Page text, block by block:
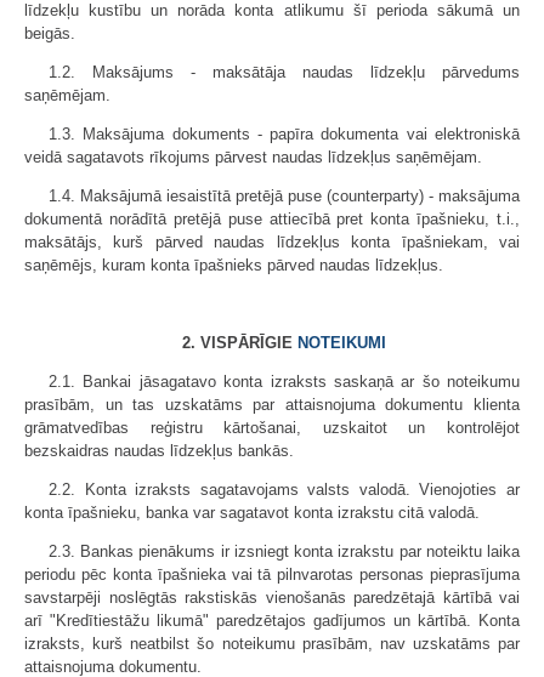
līdzekļu kustību un norāda konta atlikumu šī perioda sākumā un
beigās.
1.2. Maksājums - maksātāja naudas līdzekļu pārvedums
saņēmējam.
1.3. Maksājuma dokuments - papīra dokumenta vai elektroniskā
veidā sagatavots rīkojums pārvest naudas līdzekļus saņēmējam.
1.4. Maksājumā iesaistītā pretējā puse (counterparty) - maksājuma
dokumentā norādītā pretējā puse attiecībā pret konta īpašnieku, t.i.,
maksātājs, kurš pārved naudas līdzekļus konta īpašniekam, vai
saņēmējs, kuram konta īpašnieks pārved naudas līdzekļus.
2. VISPĀRĪGIE NOTEIKUMI
2.1. Bankai jāsagatavo konta izraksts saskaņā ar šo noteikumu
prasībām, un tas uzskatāms par attaisnojuma dokumentu klienta
grāmatvedības reģistru kārtošanai, uzskaitot un kontrolējot
bezskaidras naudas līdzekļus bankās.
2.2. Konta izraksts sagatavojams valsts valodā. Vienojoties ar
konta īpašnieku, banka var sagatavot konta izrakstu citā valodā.
2.3. Bankas pienākums ir izsniegt konta izrakstu par noteiktu laika
periodu pēc konta īpašnieka vai tā pilnvarotas personas pieprasījuma
savstarpēji noslēgtās rakstiskās vienošanās paredzētajā kārtībā vai
arī "Kredītiestāžu likumā" paredzētajos gadījumos un kārtībā. Konta
izraksts, kurš neatbilst šo noteikumu prasībām, nav uzskatāms par
attaisnojuma dokumentu.